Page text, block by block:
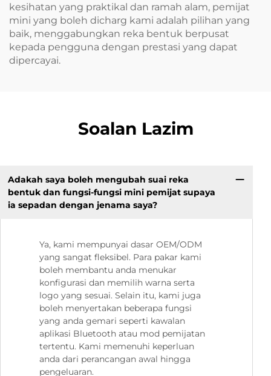
kesihatan yang praktikal dan ramah alam, pemijat
mini yang boleh dicharg kami adalah pilihan yang
baik, menggabungkan reka bentuk berpusat
kepada pengguna dengan prestasi yang dapat
dipercayai.
Soalan Lazim
Adakah saya boleh mengubah suai reka
bentuk dan fungsi-fungsi mini pemijat supaya
ia sepadan dengan jenama saya?
Ya, kami mempunyai dasar OEM/ODM
yang sangat fleksibel. Para pakar kami
boleh membantu anda menukar
konfigurasi dan memilih warna serta
logo yang sesuai. Selain itu, kami juga
boleh menyertakan beberapa fungsi
yang anda gemari seperti kawalan
aplikasi Bluetooth atau mod pemijatan
tertentu. Kami memenuhi keperluan
anda dari perancangan awal hingga
pengeluaran.